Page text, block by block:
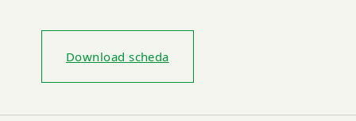
Download scheda